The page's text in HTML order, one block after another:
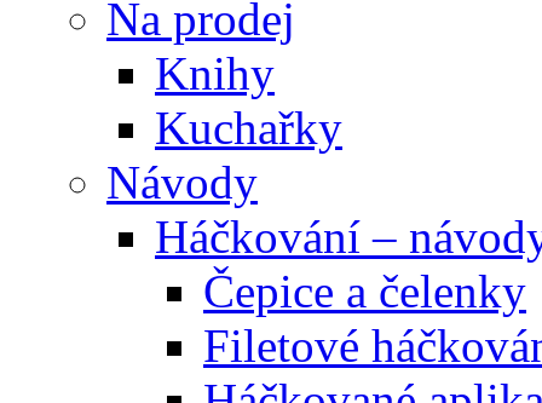
Na prodej
Knihy
Kuchařky
Návody
Háčkování –
Čepice a čelenky
Filetové